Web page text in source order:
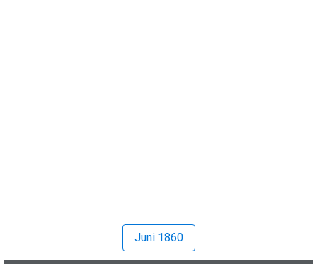
Juni 1860